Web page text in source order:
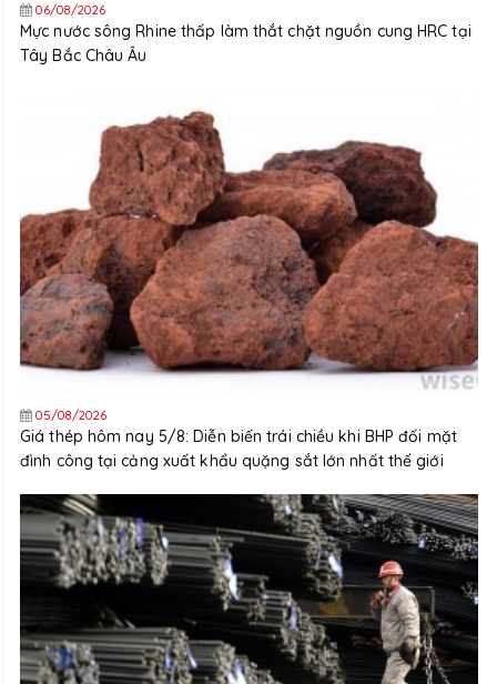
06/08/2026
Mực nước sông Rhine thấp làm thắt chặt nguồn cung HRC tại
Tây Bắc Châu Âu
05/08/2026
Giá thép hôm nay 5/8: Diễn biến trái chiều khi BHP đối mặt
đình công tại cảng xuất khẩu quặng sắt lớn nhất thế giới